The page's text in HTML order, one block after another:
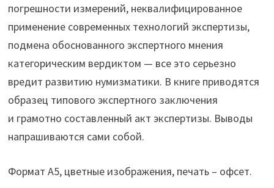
погрешности измерений, неквалифицированное
применение современных технологий экспертизы,
подмена обоснованного экспертного мнения
категорическим вердиктом — все это серьезно
вредит развитию нумизматики. В книге приводятся
образец типового экспертного заключения
и грамотно составленный акт экспертизы. Выводы
напрашиваются сами собой.
Формат А5, цветные изображения, печать – офсет.